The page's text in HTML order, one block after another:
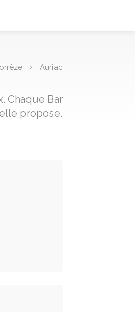
Auriac
Chaque Bar
propose.